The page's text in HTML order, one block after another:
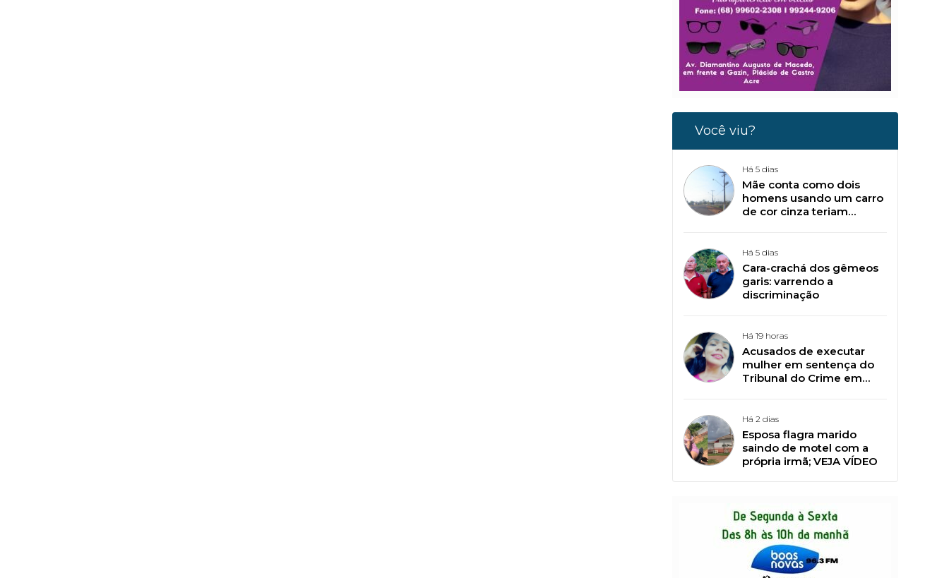
Você viu?
Há 5 dias
Mãe conta como dois
homens usando um carro
de cor cinza teriam
Plácido de Castro
Há 5 dias
Cara-crachá dos gêmeos
garis: varrendo a
discriminação
Há 19 horas
Acusados de executar
mulher em sentença do
Tribunal do Crime em
Castro
Há 2 dias
Esposa flagra marido
saindo de motel com a
própria irmã; VEJA VÍDEO